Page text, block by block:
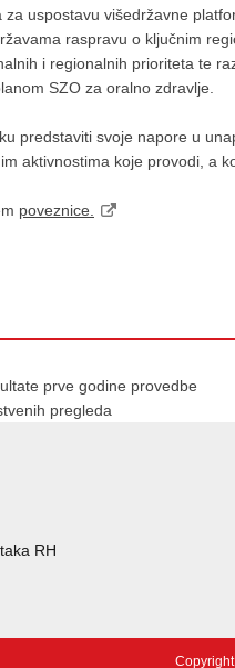
za uspostavu višedržavne
raspravu o ključnim
i regionalnih prioriteta te
SZO za oralno zdravlje.
predstaviti svoje napore u
aktivnostima koje provodi, a
poveznice.
prve godine provedbe
pregleda
RH